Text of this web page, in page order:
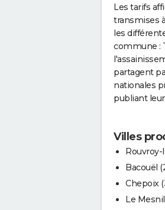
Les tarifs
transmises
les
commune :
partagent
nationales
publiant
Villes
Bacouël
Chepoix
Le